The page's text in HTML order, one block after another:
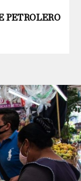
PETROLERO